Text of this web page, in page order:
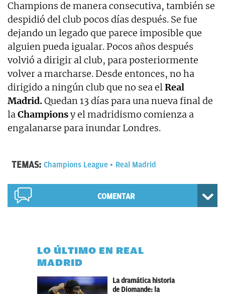
Champions de manera consecutiva, también se
despidió del club pocos días después. Se fue
dejando un legado que parece imposible que
alguien pueda igualar. Pocos años después
volvió a dirigir al club, para posteriormente
volver a marcharse. Desde entonces, no ha
dirigido a ningún club que no sea elReal
Madrid.Quedan 13 días para una nueva final de
laChampionsy el madridismo comienza a
engalanarse para inundar Londres.
TEMAS: Champions League Real Madrid
COMENTAR
LO ÚLTIMO EN REAL
MADRID
La dramática historia
de Diomande: la